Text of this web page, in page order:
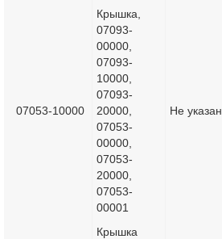
07053-10000
Крышка,
07093-
00000,
07093-
10000,
07093-
20000,
07053-
00000,
07053-
20000,
07053-
00001
Не указан
Крышка